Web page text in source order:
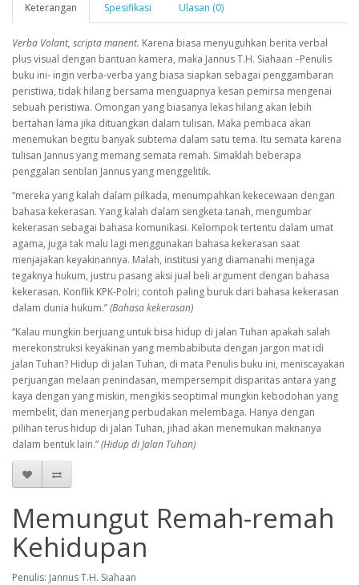
Keterangan Spesifikasi Ulasan (0)
Verba Volant, scripta manent. Karena biasa menyuguhkan berita verbal
plus visual dengan bantuan kamera, maka Jannus T.H. Siahaan –Penulis
buku ini- ingin verba-verba yang biasa siapkan sebagai penggambaran
peristiwa, tidak hilang bersama menguapnya kesan pemirsa mengenai
sebuah peristiwa. Omongan yang biasanya lekas hilang akan lebih
bertahan lama jika dituangkan dalam tulisan. Maka pembaca akan
menemukan begitu banyak subtema dalam satu tema. Itu semata karena
tulisan Jannus yang memang semata remah. Simaklah beberapa
penggalan sentilan Jannus yang menggelitik.
“mereka yang kalah dalam pilkada, menumpahkan kekecewaan dengan
bahasa kekerasan. Yang kalah dalam sengketa tanah, mengumbar
kekerasan sebagai bahasa komunikasi. Kelompok tertentu dalam umat
agama, juga tak malu lagi menggunakan bahasa kekerasan saat
menjajakan keyakinannya. Malah, institusi yang diamanahi menjaga
tegaknya hukum, justru pasang aksi jual beli argument dengan bahasa
kekerasan. Konflik KPK-Polri; contoh paling buruk dari bahasa kekerasan
dalam dunia hukum.”(Bahasa kekerasan)
“Kalau mungkin berjuang untuk bisa hidup di jalan Tuhan apakah salah
merekonstruksi keyakinan yang membabibuta dengan jargon mat idi
jalan Tuhan? Hidup di jalan Tuhan, di mata Penulis buku ini, meniscayakan
perjuangan melaan penindasan, mempersempit disparitas antara yang
kaya dengan yang miskin, mengikis seoptimal mungkin kebodohan yang
membelit, dan menerjang perbudakan melembaga. Hanya dengan
pilihan terus hidup di jalan Tuhan, jihad akan menemukan maknanya
dalam bentuk lain.”(Hidup di Jalan Tuhan)
Memungut Remah-remah
Kehidupan
Penulis: Jannus T.H. Siahaan